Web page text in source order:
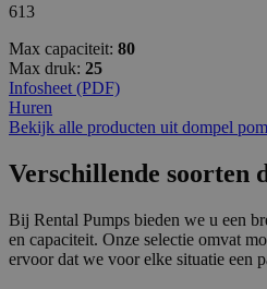
613
Max capaciteit: 80
Max druk: 25
Infosheet (PDF)
Huren
Bekijk alle producten uit dompel
Verschillende soorten
Bij Rental Pumps bieden we u een
en capaciteit. Onze selectie omvat
ervoor dat we voor elke situatie een